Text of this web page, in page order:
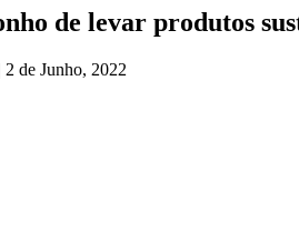
de levar produtos
| 2 de Junho, 2022